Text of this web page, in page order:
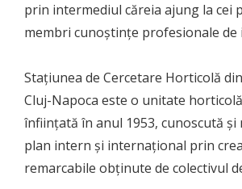
prin intermediul căreia ajung la cei
membri cunoștințe profesionale de
Staţiunea de Cercetare Horticolă
Cluj-Napoca este o unitate
înființată în anul 1953, cunoscută şi
plan intern şi internaţional prin
remarcabile obţinute de colectivul